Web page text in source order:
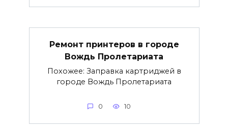
Ремонт принтеров в городе
Вождь Пролетариата
Похожее: Заправка картриджей в
городе Вождь Пролетариата
0 10